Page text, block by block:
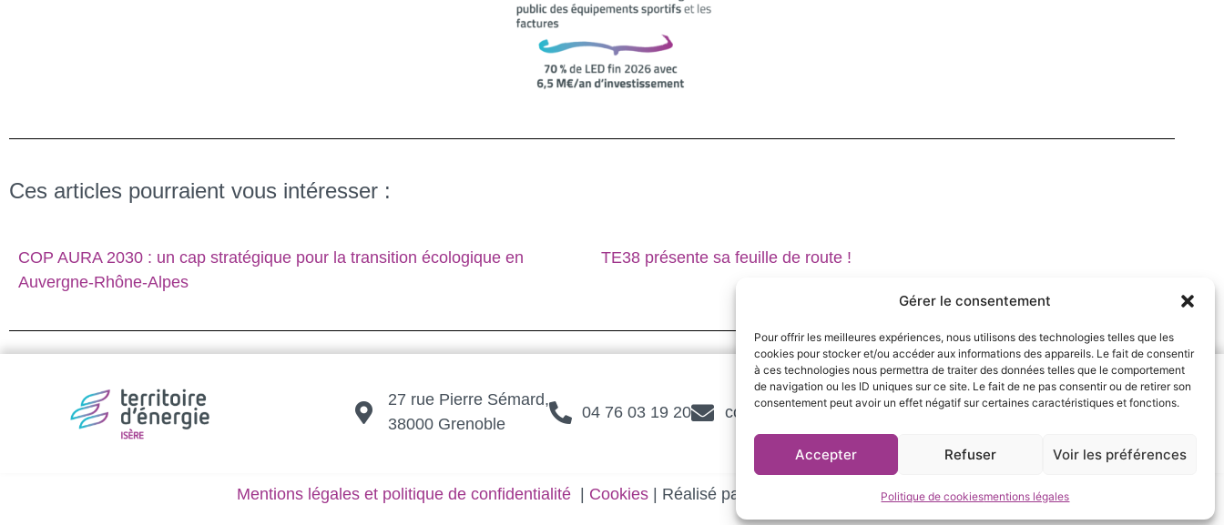
Gérer le consentement
Pour offrir les meilleures expériences, nous utilisons des technologies telles que les
cookies pour stocker et/ou accéder aux informations des appareils. Le fait de consentir
à ces technologies nous permettra de traiter des données telles que le comportement
de navigation ou les ID uniques sur ce site. Le fait de ne pas consentir ou de retirer son
consentement peut avoir un effet négatif sur certaines caractéristiques et fonctions.
Accepter Refuser Voir les préférences
Politique de cookiesmentions légales
Ces articles pourraient vous intéresser :
COP AURA 2030 : un cap stratégique pour la transition écologique en
Auvergne-Rhône-Alpes
TE38 présente sa feuille de route !
27 rue Pierre Sémard,
38000 Grenoble
04 76 03 19 20 contact@te38.fr
Mentions légales et politique de confidentialité| Cookies| Réalisé par Création site web Grenoble